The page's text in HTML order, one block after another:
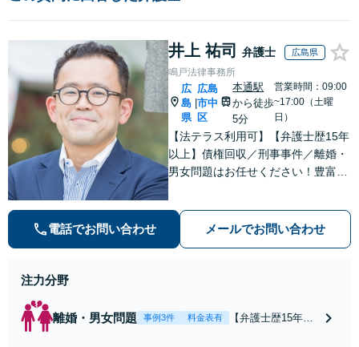
井上 祐司 弁護士 広島県
鳴戸法律事務所
広
島
県
広島
市中
区
本通駅
から徒歩
5分
営業時間：09:00
~17:00（土曜
日）
【法テラス利用可】【弁護士歴15年
以上】債権回収／刑事事件／離婚・
男女問題はお任せください！豊富な
【子連れ相談】【完全個室相談】
【休日・夜間対応可】【本通駅5
電話でお問い合わせ メールでお問い合わせ
注力分野
離婚・男女問題 事例3件 料金表有
【弁護士歴15年以